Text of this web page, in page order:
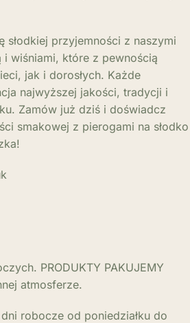
słodkiej przyjemności z naszymi
wiśniami, które z pewnością
jak i dorosłych. Każde
najwyższej jakości, tradycji i
Zamów już dziś i doświadcz
smakowej z pierogami na słodko
PRODUKTY PAKUJEMY
atmosferze.
robocze od poniedziałku do